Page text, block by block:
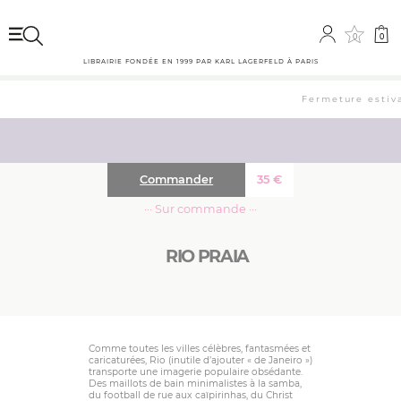
0 0
LIBRAIRIE FONDÉE EN 1999 PAR KARL LAGERFELD À PARIS
Fermeture
RIO PRAIA
35 €
Commander
··· Sur commande ···
Comme toutes les villes célèbres, fantasmées et
caricaturées, Rio (inutile d’ajouter « de Janeiro »)
transporte une imagerie populaire obsédante.
Des maillots de bain minimalistes à la samba,
du football de rue aux caïpirinhas, du Christ